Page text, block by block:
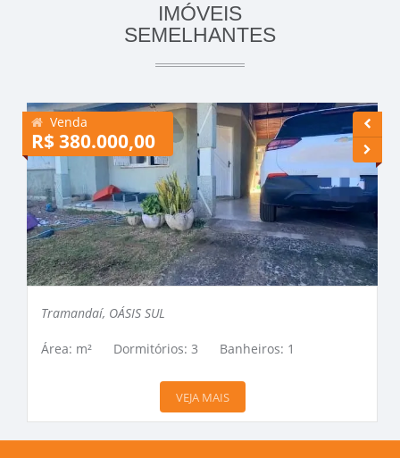
IMÓVEIS
SEMELHANTES
Venda
R$ 380.000,00
Tramandaí, OÁSIS SUL
Área: m² Dormitórios: 3 Banheiros: 1
VEJA MAIS